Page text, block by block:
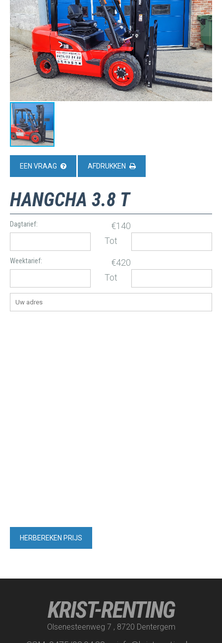
EEN VRAAG AFDRUKKEN
HANGCHA 3.8 T
Dagtarief:
€140
Tot
Weektarief:
€420
Tot
KRIST-RENTING
Olsenesteenweg 7 , 8720 Dentergem